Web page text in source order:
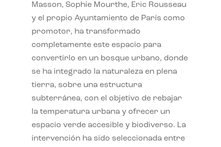
Masson, Sophie Mourthe, Eric Rousseau
y el propio Ayuntamiento de París como
promotor, ha transformado
completamente este espacio para
convertirlo en un bosque urbano, donde
se ha integrado la naturaleza en plena
tierra, sobre una estructura
subterránea, con el objetivo de rebajar
la temperatura urbana y ofrecer un
espacio verde accesible y biodiverso. La
intervención ha sido seleccionada entre